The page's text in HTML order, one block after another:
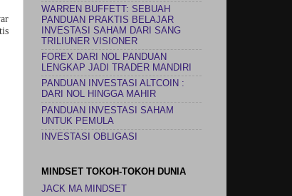
WARREN BUFFETT: SEBUAH
PANDUAN PRAKTIS BELAJAR
INVESTASI SAHAM DARI SANG
TRILIUNER VISIONER
FOREX DARI NOL PANDUAN
LENGKAP JADI TRADER MANDIRI
PANDUAN INVESTASI ALTCOIN :
DARI NOL HINGGA MAHIR
PANDUAN INVESTASI SAHAM
UNTUK PEMULA
INVESTASI OBLIGASI
MINDSET TOKOH-TOKOH DUNIA
JACK MA MINDSET